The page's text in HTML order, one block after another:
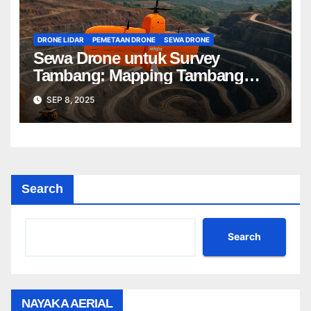
DRONE LIDAR PEMETAAN DRONE SEWA DRONE
Sewa Drone untuk Survey
Tambang: Mapping Tambang
Profesional Lebih Cepat & Akurat
SEP 8, 2025
Search
Search
NAYAKA AERIAL